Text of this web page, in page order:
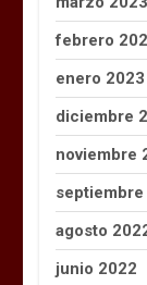
febrero
enero 2023
diciembre
noviembre
septiembre
agosto
junio 2022